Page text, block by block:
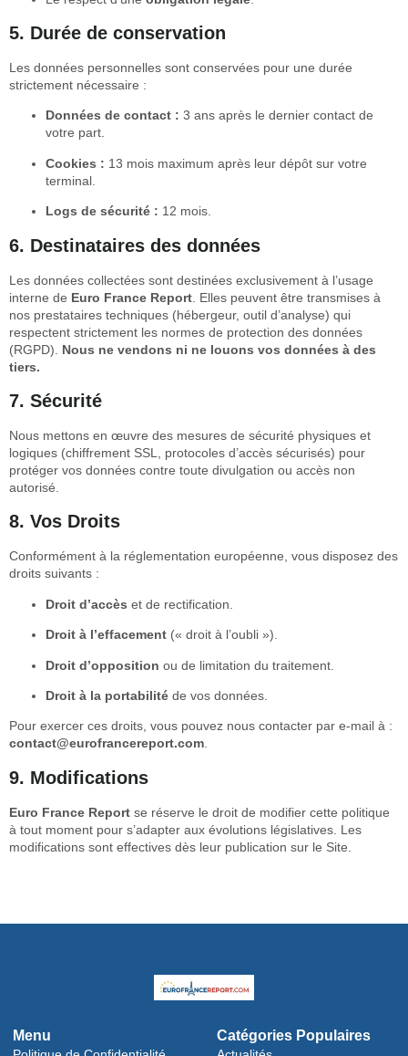
5. Durée de conservation
Les données personnelles sont conservées pour une durée
strictement nécessaire :
Données de contact : 3 ans après le dernier contact de
votre part.
Cookies : 13 mois maximum après leur dépôt sur votre
terminal.
Logs de sécurité : 12 mois.
6. Destinataires des données
Les données collectées sont destinées exclusivement à l’usage
interne de Euro France Report . Elles peuvent être transmises à
nos prestataires techniques (hébergeur, outil d’analyse) qui
respectent strictement les normes de protection des données
(RGPD). Nous ne vendons ni ne louons vos données à des
tiers.
7. Sécurité
Nous mettons en œuvre des mesures de sécurité physiques et
logiques (chiffrement SSL, protocoles d’accès sécurisés) pour
protéger vos données contre toute divulgation ou accès non
autorisé.
8. Vos Droits
Conformément à la réglementation européenne, vous disposez des
droits suivants :
Droit d’accès et de rectification.
Droit à l’effacement (« droit à l’oubli »).
Droit d’opposition ou de limitation du traitement.
Droit à la portabilité de vos données.
Pour exercer ces droits, vous pouvez nous contacter par e-mail à :
contact@eurofrancereport.com.
9. Modifications
Euro France Report se réserve le droit de modifier cette politique
à tout moment pour s’adapter aux évolutions législatives. Les
modifications sont effectives dès leur publication sur le Site.
Menu Catégories Populaires